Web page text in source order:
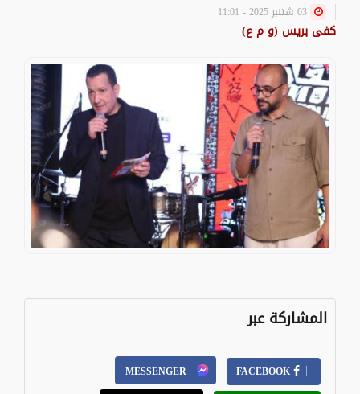
كفى بريس (و م ع)
المشاركة عبر
FACEBOOK
MESSENGER